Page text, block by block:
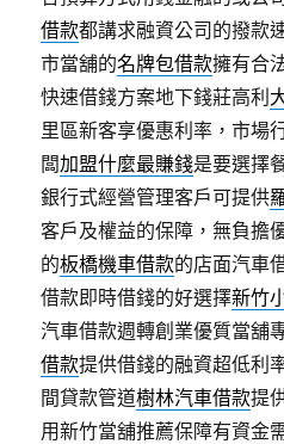
借款都講求融資公司的撥款
市當舖的名牌包借款擁有合
快速借錢方案地下錢莊高利
里區新客享優惠利率，市場
闆加盟什麼最賺錢是要選擇
銀行式經營管理客戶可提供
客戶及權益的保障，無負擔
的板橋機車借款的店面汽車
借款即時借錢的好選擇新竹
汽車借款週轉創業優質當舖
借款提供借錢的融資超低利
間貸款管道樹林汽車借款提
用新竹當舖推薦保障有資金